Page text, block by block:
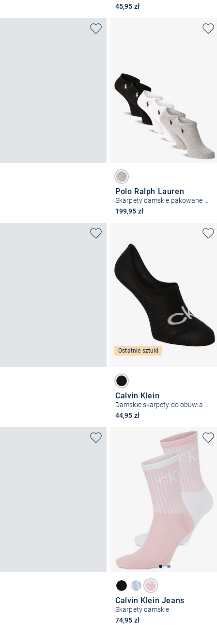
45,95 zł
Polo Ralph Lauren
199,95 zł
Ostatnie sztuki
Calvin Klein
Damskie skarpety do obuwia sportowego
44,95 zł
Calvin Klein Jeans
Skarpety damskie
74,95 zł